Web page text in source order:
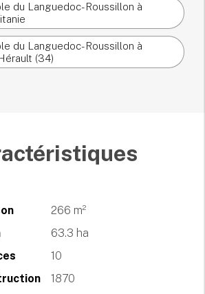
du Languedoc-Roussillon à
du Languedoc-Roussillon à
(34)
266 m²
63.3 ha
10
1870